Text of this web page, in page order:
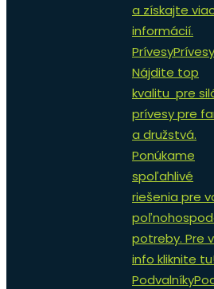
a získajte
informácií.
PrívesyPrívesy
Nájdite top
kvalitu pre
prívesy pre
a družstvá.
Ponúkame
spoľahlivé
riešenia pre
potreby. Pre
info kliknite tu!
Podvalníky